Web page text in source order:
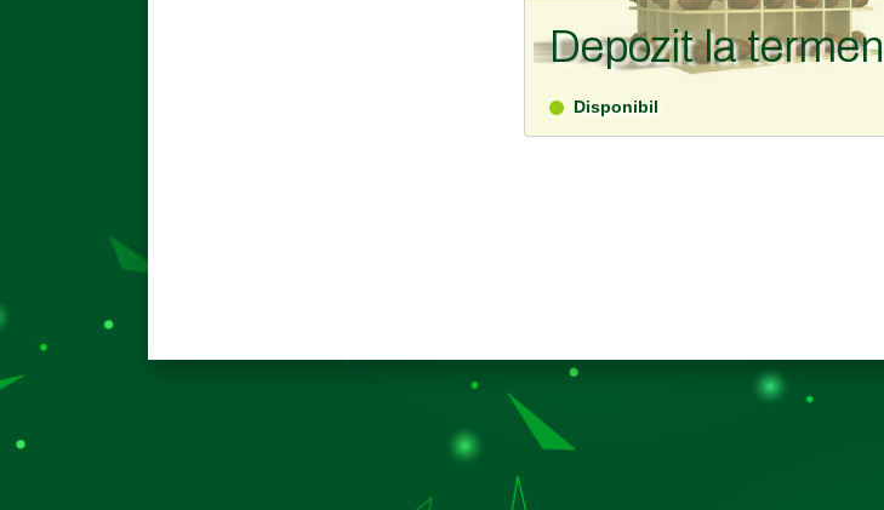
Depozit la termen
Disponibil